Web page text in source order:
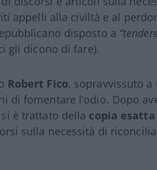
appelli alla civiltà e al
disposto a
gli dicono di fare).
Robert Fico, sopravvissuto
di fomentare l’odio. Dopo
è trattato della copia esatta
sulla necessità di